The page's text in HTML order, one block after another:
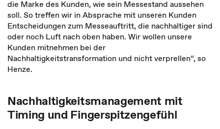
die Marke des Kunden, wie sein Messestand aussehen
soll. So treffen wir in Absprache mit unseren Kunden
Entscheidungen zum Messeauftritt, die nachhaltiger sind
oder noch Luft nach oben haben. Wir wollen unsere
Kunden mitnehmen bei der
Nachhaltigkeitstransformation und nicht verprellen“, so
Henze.
Nachhaltigkeitsmanagement mit
Timing und Fingerspitzengefühl